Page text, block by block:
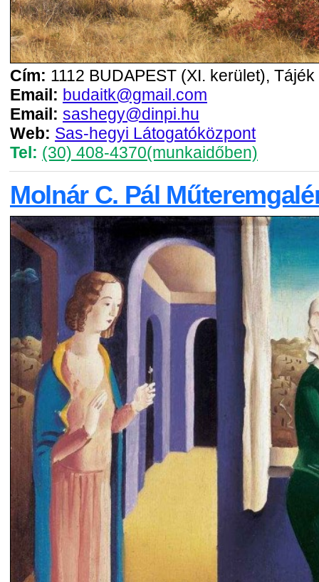
Cím: 1112 BUDAPEST (XI. kerület), Tájék
Email: budaitk@gmail.com
Email: sashegy@dinpi.hu
Web: Sas-hegyi Látogatóközpont
Tel: (30) 408-4370(munkaidőben)
Molnár C. Pál